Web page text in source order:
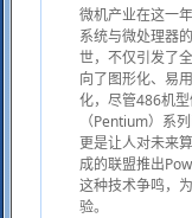
微机产业在这一
系统与微处理器
世，不仅引发了
向了图形化、易
化，尽管486机
（Pentium）系
更是让人对未来
成的联盟推出
这种技术争鸣，
验。